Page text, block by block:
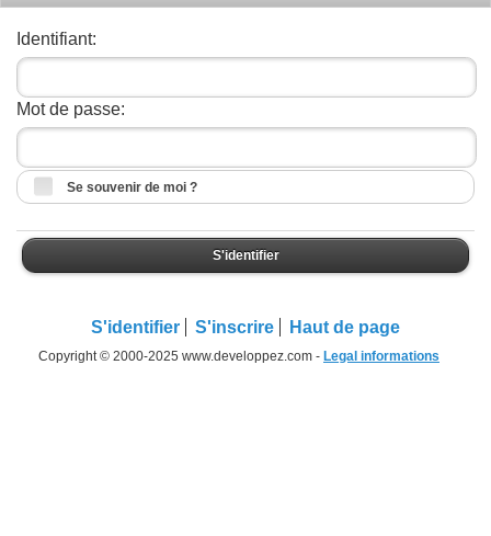
Identifiant:
Mot de passe:
Se souvenir de moi ?
S'identifier
S'identifier S'inscrire Haut de page
Copyright © 2000-2025 www.developpez.com - Legal informations